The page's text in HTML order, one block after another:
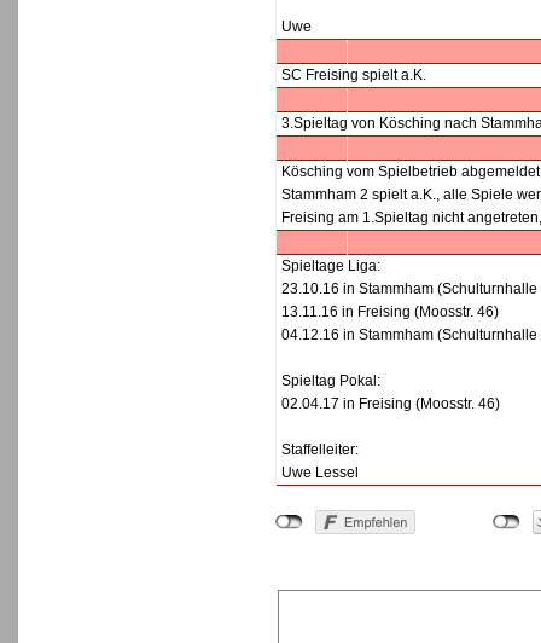
Uwe
SC Freising spielt a.K.
3.Spieltag von Kösching nach
Kösching vom Spielbetrieb
Stammham 2 spielt a.K., alle Spiele
Freising am 1.Spieltag nicht
Spieltage Liga:
23.10.16 in Stammham
13.11.16 in Freising (Moosstr. 46)
04.12.16 in Stammham
Spieltag Pokal:
02.04.17 in Freising (Moosstr. 46)
Staffelleiter:
Uwe Lessel